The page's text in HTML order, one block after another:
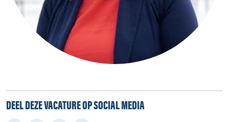
DEEL DEZE VACATURE OP SOCIAL MEDIA